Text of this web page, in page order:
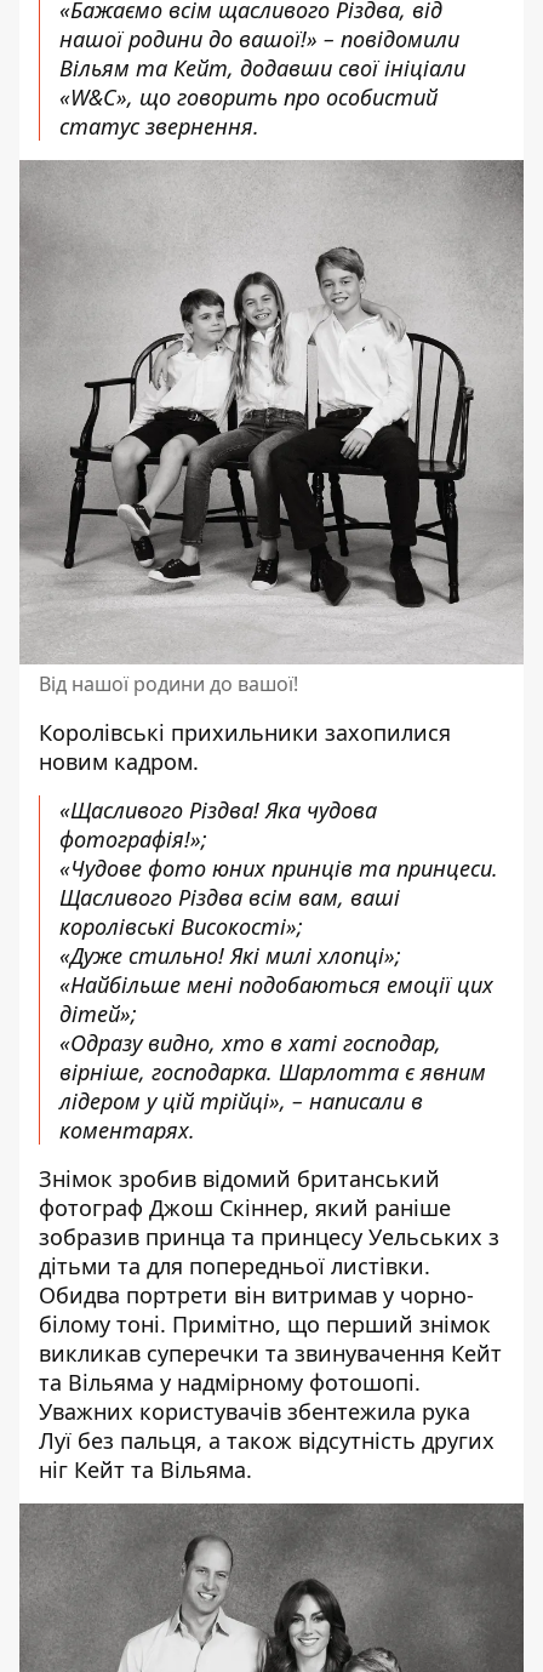
«Бажаємо всім щасливого Різдва, від
нашої родини до вашої!» – повідомили
Вільям та Кейт, додавши свої ініціали
«W&C», що говорить про особистий
статус звернення.
Від нашої родини до вашої!
Королівські прихильники захопилися
новим кадром.
«Щасливого Різдва! Яка чудова
фотографія!»;
«Чудове фото юних принців та принцеси.
Щасливого Різдва всім вам, ваші
королівські Високості»;
«Дуже стильно! Які милі хлопці»;
«Найбільше мені подобаються емоції цих
дітей»;
«Одразу видно, хто в хаті господар,
вірніше, господарка. Шарлотта є явним
лідером у цій трійці», – написали в
коментарях.
Знімок зробив відомий британський
фотограф Джош Скіннер, який раніше
зобразив принца та принцесу Уельських з
дітьми та для попередньої листівки.
Обидва портрети він витримав у чорно-
білому тоні. Примітно, що перший знімок
викликав суперечки та звинувачення Кейт
та Вільяма у надмірному фотошопі.
Уважних користувачів збентежила рука
Луї без пальця, а також відсутність других
ніг Кейт та Вільяма.